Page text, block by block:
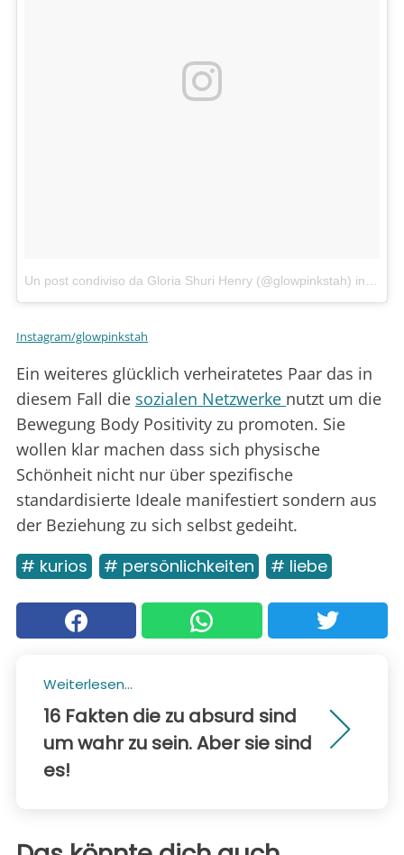
Un post condiviso da Gloria Shuri Henry (@glowpinkstah) in data:
Instagram/glowpinkstah
Ein weiteres glücklich verheiratetes Paar das in
diesem Fall die sozialen Netzwerke nutzt um die
Bewegung Body Positivity zu promoten. Sie
wollen klar machen dass sich physische
Schönheit nicht nur über spezifische
standardisierte Ideale manifestiert sondern aus
der Beziehung zu sich selbst gedeiht.
# kurios # persönlichkeiten # liebe
Weiterlesen...
16 Fakten die zu absurd sind
um wahr zu sein. Aber sie sind
es!